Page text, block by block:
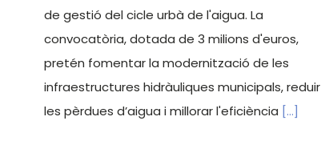
de gestió del cicle urbà de l'aigua. La
convocatòria, dotada de 3 milions d'euros,
pretén fomentar la modernització de les
infraestructures hidràuliques municipals, reduir
les pèrdues d’aigua i millorar l'eficiència [...]